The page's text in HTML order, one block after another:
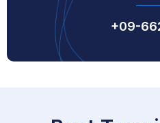
+09-